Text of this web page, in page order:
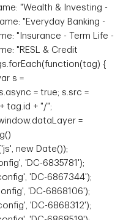
"Wealth & Investing -
"Everyday Banking -
"Insurance - Term Life -
"RESL & Credit
{
s =
= true; s.src =
tag.id + "/";
=
new Date());
'DC-6835781');
'DC-6867344');
'DC-6868106');
'DC-6868312');